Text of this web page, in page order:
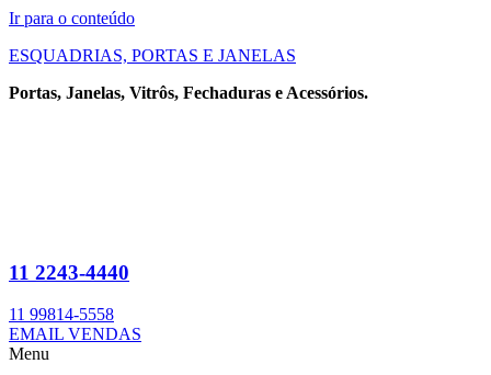
Ir para o conteúdo
ESQUADRIAS, PORTAS E JANELAS
Portas, Janelas, Vitrôs, Fechaduras e Acessórios.
11 2243-4440
11 99814-5558
EMAIL VENDAS
Menu